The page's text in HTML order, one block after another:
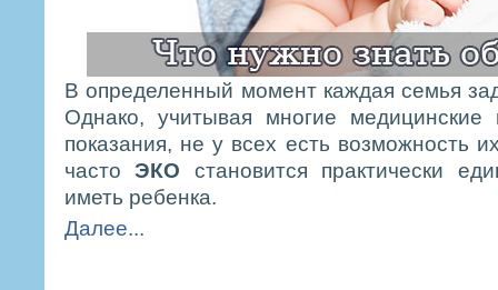
В определенный момент каждая семья
Однако, учитывая многие медицинские
показания, не у всех есть возможность
частоЭКО становится практически
иметь ребенка.
Далее...